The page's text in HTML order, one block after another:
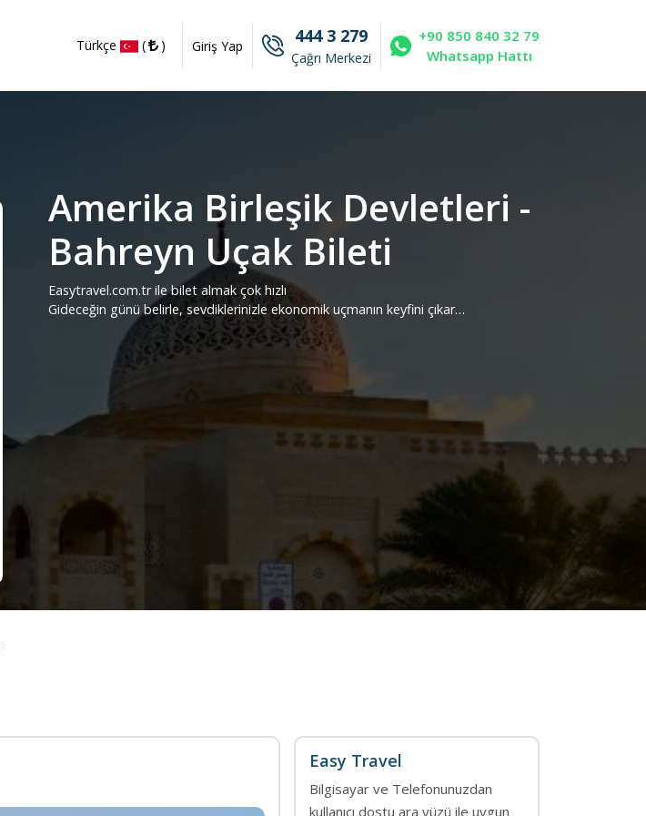
Türkçe ( ) Giriş Yap 444 3 279
Çağrı Merkezi
+90 850 840 32 79
Whatsapp Hattı
Amerika Birleşik Devletleri -
Bahreyn Uçak Bileti
Easytravel.com.tr ile bilet almak çok hızlı
Gideceğin günü belirle, sevdiklerinizle ekonomik uçmanın keyfini çıkar…
Easy Travel
Bilgisayar ve Telefonunuzdan
kullanıcı dostu ara yüzü ile uygun